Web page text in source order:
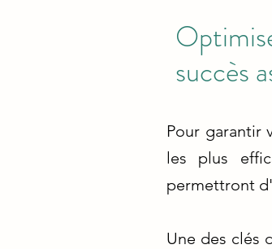
succès
Pour garantir
les plus
permettront
Une des clés